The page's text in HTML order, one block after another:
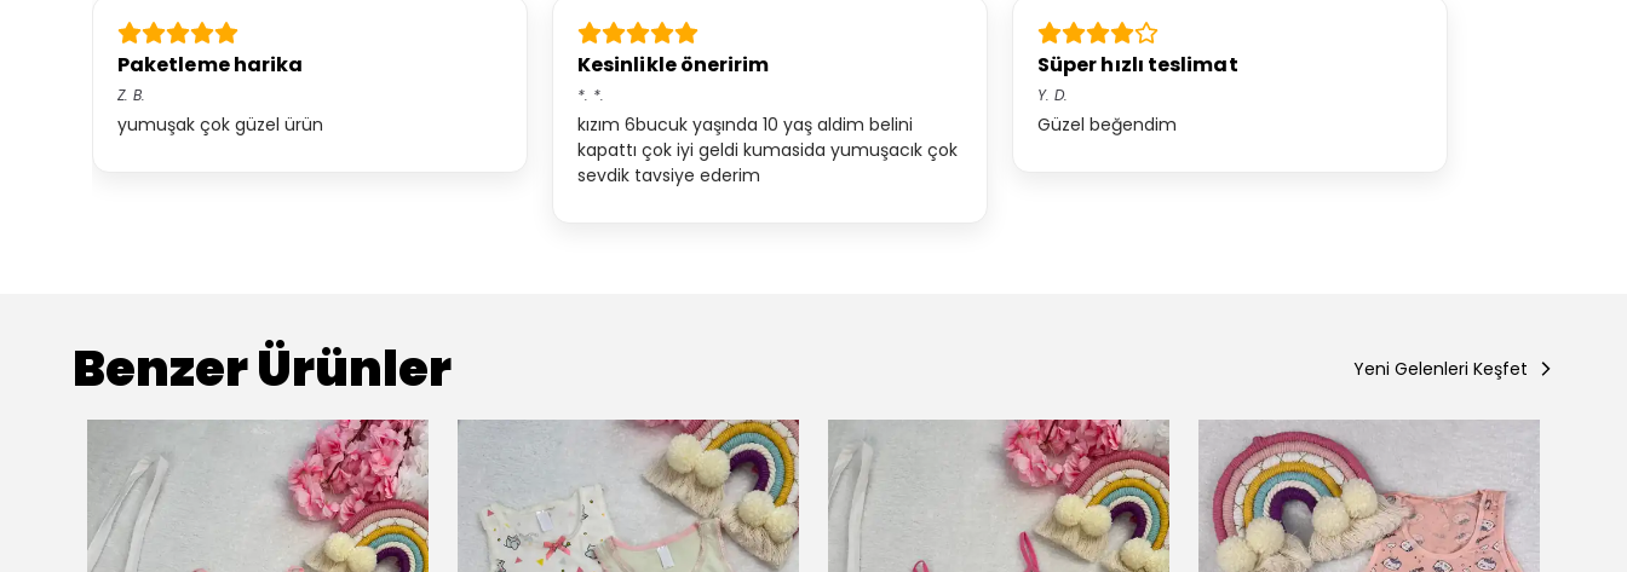
Paketleme harika
Z. B.
yumuşak çok güzel ürün
Kesinlikle öneririm
*. *.
kızım 6bucuk yaşında 10 yaş aldim belini
kapattı çok iyi geldi kumasida yumuşacık çok
sevdik tavsiye ederim
Süper hızlı teslimat
Y. D.
Güzel beğendim
Benzer Ürünler Yeni Gelenleri Keşfet